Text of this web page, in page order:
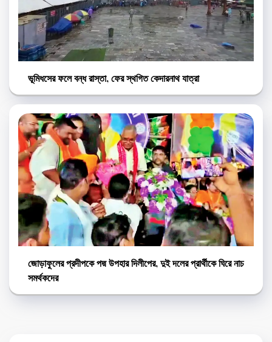
ভূমিধসের ফলে বন্ধ রাস্তা, ফের স্থগিত কেদারনাথ যাত্রা
জোড়াফুলের প্রদীপকে পদ্ম উপহার দিলীপের, দুই দলের প্রার্থীকে ঘিরে নাচ
সমর্থকদের